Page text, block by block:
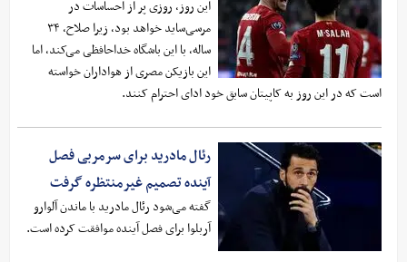
این روز، روزی پر از احساسات در
مرسی‌ساید خواهد بود، زیرا صلاح، ۳۴
ساله، با این باشگاه خداحافظی می‌کند، اما
این بازیکن مصری از هواداران خواسته
است که در این روز به کاپیتان سابق خود ادای احترام کنند.
رئال مادرید برای سرمربی فصل
آینده تصمیم غیرمنتظره گرفت
گفته می‌شود رئال مادرید با ماندن آلوارو
آربلوا برای فصل آینده موافقت کرده است.